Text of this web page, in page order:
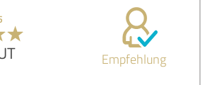
Empfehlung